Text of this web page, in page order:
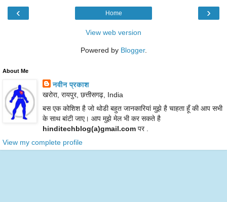
‹ ›
Home
View web version
Powered by Blogger.
About Me
नवीन प्रकाश
खरोरा, रायपुर, छत्तीसगढ़, India
बस एक कोशिश है जो थोडी बहुत जानकारियां मुझे है चाहता हूँ की आप सभी
के साथ बांटी जाए। आप मुझे मेल भी कर सकते है
hinditechblog(a)gmail.comपर .
View my complete profile